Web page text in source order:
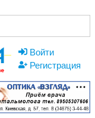
Войти
Регистрация